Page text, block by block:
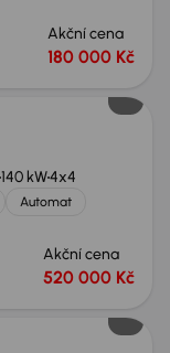
Akční cena
180 000 Kč
140 kW4x4
Automat
Akční cena
520 000 Kč